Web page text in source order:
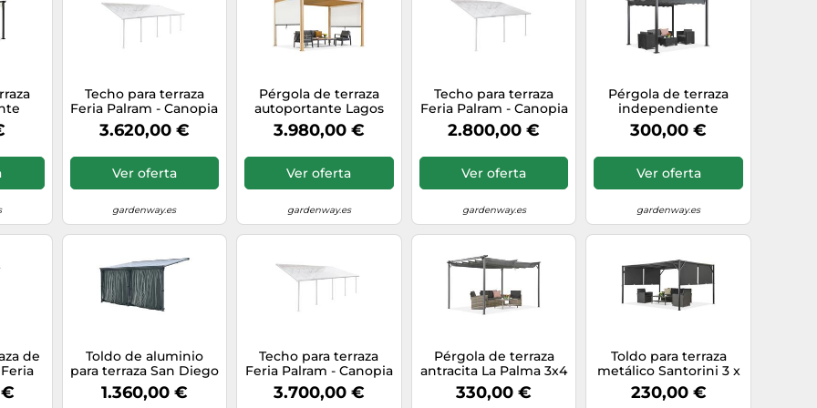
m
Techo para terraza
Feria Palram - Canopia
4 x 8,5 m blanco
3.620,00 €
Ver oferta
gardenway.es
Pérgola de terraza
autoportante Lagos
3x4 con persianas
laterales de madera
blanco
3.980,00 €
Ver oferta
gardenway.es
Techo para terraza
Feria Palram - Canopia
4 x 6,06 m blanco
2.800,00 €
Ver oferta
gardenway.es
Pérgola de terraza
independiente
Tenerife 3 x 4 m gris
300,00 €
Ver oferta
gardenway.es
de
3 x
Toldo de aluminio
para terraza San Diego
con cortinas 3 x 4,3 m
CoverTech antracita
1.360,00 €
Techo para terraza
Feria Palram - Canopia
4 x 7,87 m blanco
3.700,00 €
Pérgola de terraza
antracita La Palma 3x4
Garden Point
330,00 €
Toldo para terraza
metálico Santorini 3 x
4m antracita Garden
Point
230,00 €